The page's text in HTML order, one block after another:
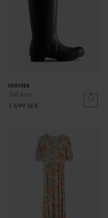
Tall boot
HUNTER
1 699 SEK